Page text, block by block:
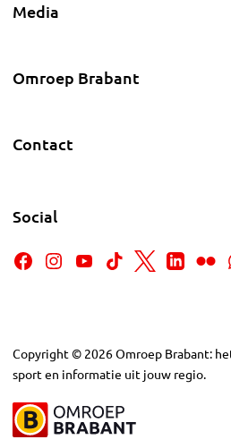
Media
Omroep Brabant
Contact
Social
Copyright © 2026Omroep Brabant:
sport en informatie uit jouw regio.